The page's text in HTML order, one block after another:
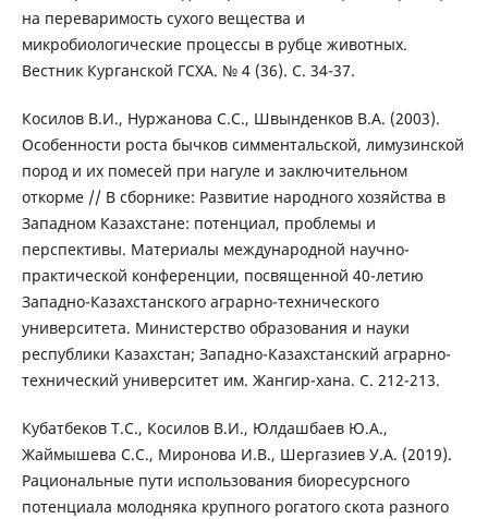
на переваримость сухого вещества и
микробиологические процессы в рубце животных.
Вестник Курганской ГСХА. № 4 (36). С. 34-37.
Косилов В.И., Нуржанова С.С., Швынденков В.А. (2003).
Особенности роста бычков симментальской, лимузинской
пород и их помесей при нагуле и заключительном
откорме // В сборнике: Развитие народного хозяйства в
Западном Казахстане: потенциал, проблемы и
перспективы. Материалы международной научно-
практической конференции, посвященной 40-летию
Западно-Казахстанского аграрно-технического
университета. Министерство образования и науки
республики Казахстан; Западно-Казахстанский аграрно-
технический университет им. Жангир-хана. С. 212-213.
Кубатбеков Т.С., Косилов В.И., Юлдашбаев Ю.А.,
Жаймышева С.С., Миронова И.В., Шергазиев У.А. (2019).
Рациональные пути использования биоресурсного
потенциала молодняка крупного рогатого скота разного